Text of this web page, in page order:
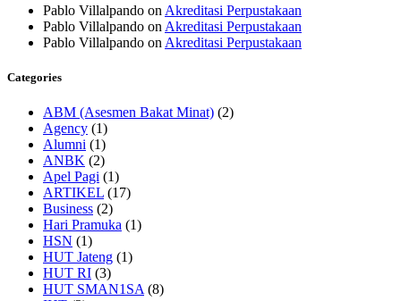
Pablo Villalpando on Akreditasi Perpustakaan
Pablo Villalpando on Akreditasi Perpustakaan
Pablo Villalpando on Akreditasi Perpustakaan
Categories
ABM (Asesmen Bakat Minat) (2)
Agency (1)
Alumni (1)
ANBK (2)
Apel Pagi (1)
ARTIKEL (17)
Business (2)
Hari Pramuka (1)
HSN (1)
HUT Jateng (1)
HUT RI (3)
HUT SMAN1SA (8)